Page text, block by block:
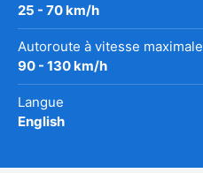
25 - 70 km/h
Autoroute à vitesse maximale
90 - 130 km/h
Langue
English